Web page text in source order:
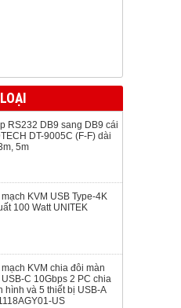
RS232 DB9 sang DB9 cái
DT-9005C (F-F) dài
5m
KVM USB Type-4K
100 Watt UNITEK
KVM chia đôi màn
C 10Gbps 2 PC chia
hình và 5 thiết bị USB-A
US